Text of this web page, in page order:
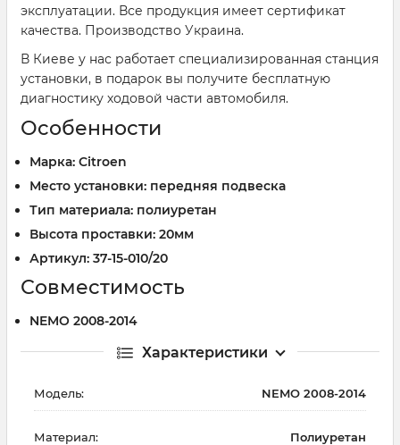
эксплуатации. Все продукция имеет сертификат
качества. Производство Украина.
В Киеве у нас работает специализированная станция
установки, в подарок вы получите бесплатную
диагностику ходовой части автомобиля.
Особенности
Марка: Citroen
Место установки: передняя подвеска
Тип материала: полиуретан
Высота проставки: 20мм
Артикул: 37-15-010/20
Совместимость
NEMO 2008-2014
Характеристики
Модель: NEMO 2008-2014
Материал: Полиуретан